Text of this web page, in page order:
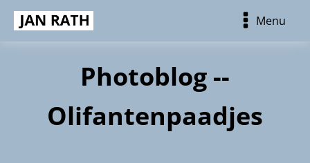
Menu
Photoblog --
Olifantenpaadjes